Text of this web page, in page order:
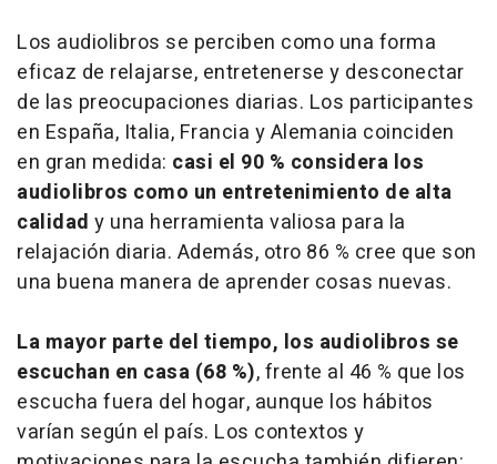
Los audiolibros se perciben como una forma
eficaz de relajarse, entretenerse y desconectar
de las preocupaciones diarias. Los participantes
en España, Italia, Francia y Alemania coinciden
en gran medida: casi el 90 % considera los
audiolibros como un entretenimiento de alta
calidad y una herramienta valiosa para la
relajación diaria. Además, otro 86 % cree que son
una buena manera de aprender cosas nuevas.
La mayor parte del tiempo, los audiolibros se
escuchan en casa (68 %), frente al 46 % que los
escucha fuera del hogar, aunque los hábitos
varían según el país. Los contextos y